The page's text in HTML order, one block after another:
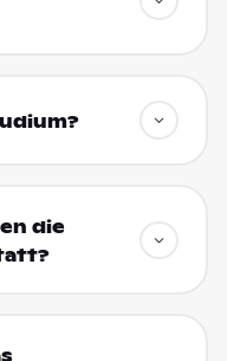
die